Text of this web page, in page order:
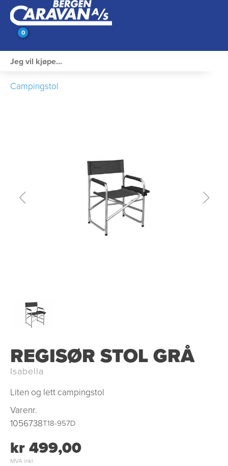
0
Rengjøring & Vedlikehold
Campingstol
REGISØR STOL GRÅ
Isabella
Liten og lett campingstol
Varenr.
1056738T18-957D
kr 499,00
MVA inkl.